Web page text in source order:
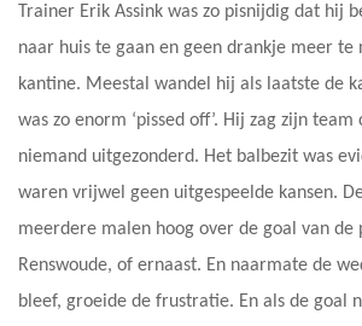
Trainer Erik Assink was zo pisnijdig dat hij
naar huis te gaan en geen drankje meer te
kantine. Meestal wandel hij als laatste de
was zo enorm ‘pissed off’. Hij zag zijn
niemand uitgezonderd. Het balbezit was
waren vrijwel geen uitgespeelde kansen.
meerdere malen hoog over de goal van de
Renswoude, of ernaast. En naarmate de
bleef, groeide de frustratie. En als de goal